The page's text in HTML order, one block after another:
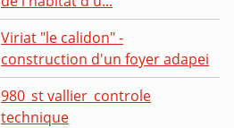
Viriat "le calidon" -
construction d'un foyer adapei
980_st vallier_controle
technique